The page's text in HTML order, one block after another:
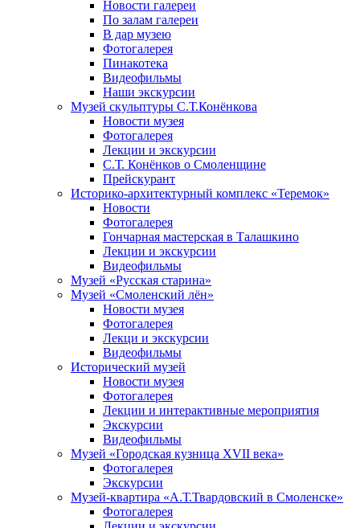
Новости галереи
По залам галереи
В дар музею
Фотогалерея
Пинакотека
Видеофильмы
Наши экскурсии
Музей скульптуры С.Т.Конёнкова
Новости музея
Фотогалерея
Лекции и экскурсии
С.Т. Конёнков о Смоленщине
Прейскурант
Историко-архитектурный комплекс «Теремок»
Новости
Фотогалерея
Гончарная мастерская в Талашкино
Лекции и экскурсии
Видеофильмы
Музей «Русская старина»
Музей «Смоленский лён»
Новости музея
Фотогалерея
Лекци и экскурсии
Видеофильмы
Исторический музей
Новости музея
Фотогалерея
Лекции и интерактивные мероприятия
Экскурсии
Видеофильмы
Музей «Городская кузница XVII века»
Фотогалерея
Экскурсии
Музей-квартира «А.Т.Твардовский в Смоленске»
Фотогалерея